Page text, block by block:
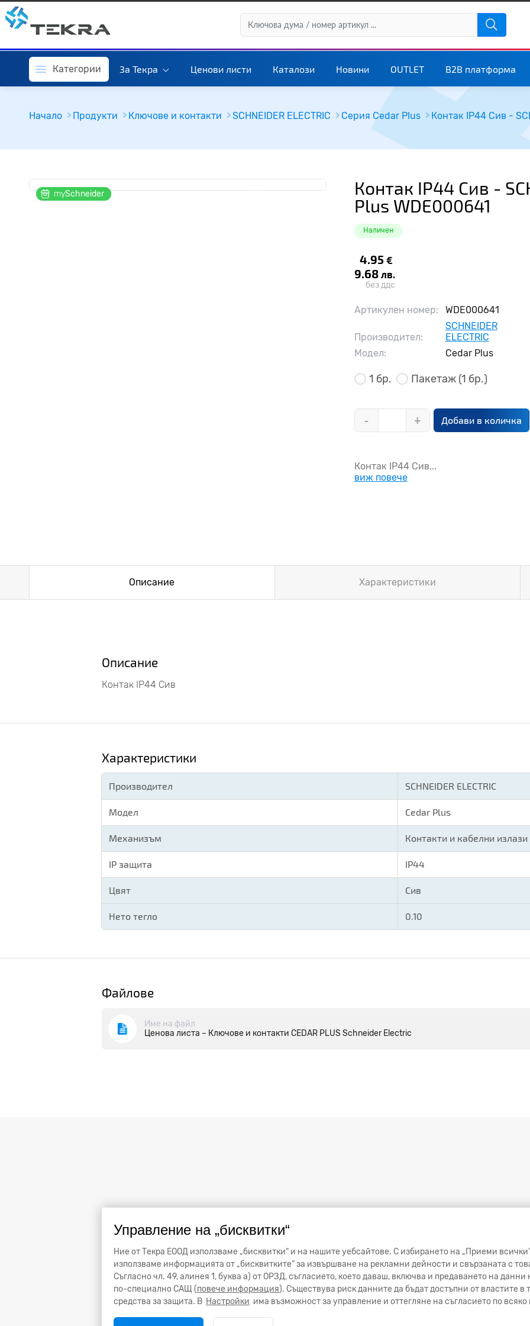
Управление на „бисквитки“
Ние от Текра ЕООД използваме „бисквитки“ и на нашите уебсайтове. С избирането на „Приеми
използваме информацията от „бисквитките“ за извършване на рекламни дейности и свързаната с
Съгласно чл. 49, алинея 1, буква а) от ОРЗД, съгласието, което даваш, включва и предаването на
по-специално САЩ (повече информация). Съществува риск данните да бъдат достъпни от властите
средства за защита. В Настройки има възможност за управление и оттегляне на съгласието по всяко
Категории За Текра Ценови листи Каталози Новини OUTLET B2B платформа
Начало Продукти Ключове и контакти SCHNEIDER ELECTRIC Серия Cedar Plus Контак IP44 Сив -
Контак IP44 Сив -
Plus WDE000641
mySchneider
Наличен
4.95 €
9.68 лв.
без ддс
Артикулен номер: WDE000641
Производител:
SCHNEIDER
ELECTRIC
Модел:
Cedar Plus
1 бр. Пакетаж (1 бр.)
- + Добави в количка
Контак IP44 Сив...
виж повече
Описание Характеристики
Описание
Контак IP44 Сив
Характеристики
Производител SCHNEIDER ELECTRIC
Модел Cedar Plus
Механизъм Контакти и кабелни излази
IP защита IP44
Цвят Сив
Нето тегло 0.10
Файлове
Име на файл
Ценова листа – Ключове и контакти CEDAR PLUS Schneider Electric